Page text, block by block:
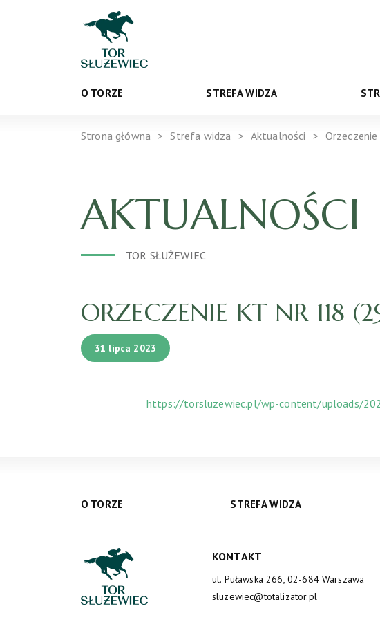
O TORZE STREFA WIDZA
Strona główna Strefa widza Aktualności
AKTUALNOŚCI
TOR SŁUŻEWIEC
ORZECZENIE KT NR 118
31 lipca 2023
https://torsluzewiec.pl/wp-content/uploads/
O TORZE STREFA WIDZA
KONTAKT
ul. Puławska 266, 02-684 Warszawa
sluzewiec@totalizator.pl